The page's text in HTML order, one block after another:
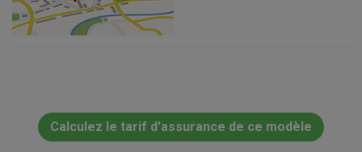
Calculez le tarif d'assurance de ce modèle